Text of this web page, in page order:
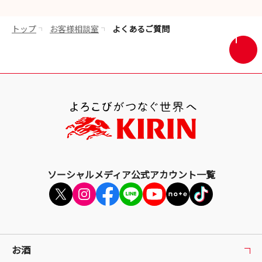
で
ま
トップ お客様相談室
よくあるご質問
画
面
ソーシャルメディア公式アカウント一覧
お酒